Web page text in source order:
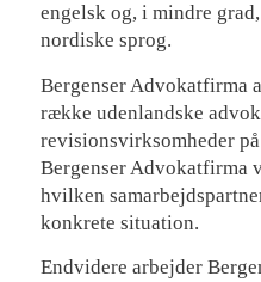
engelsk og, i mindre
nordiske sprog.
Bergenser Advokatfirma
række udenlandske
revisionsvirksomheder
Bergenser Advokatfirma
hvilken
konkrete situation.
Endvidere arbejder